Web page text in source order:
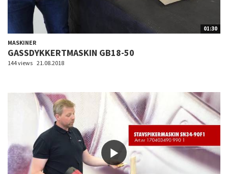
01:30
MASKINER
GASSDYKKERTMASKIN GB18-50
144 views 21.08.2018